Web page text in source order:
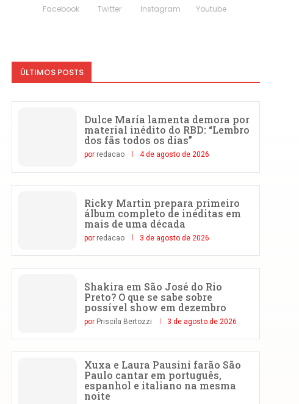
Facebook Twitter Instagram Youtube
ÚLTIMOS POSTS
Dulce María lamenta demora por
material inédito do RBD: “Lembro
dos fãs todos os dias”
por redacao 4 de agosto de 2026
Ricky Martin prepara primeiro
álbum completo de inéditas em
mais de uma década
por redacao 3 de agosto de 2026
Shakira em São José do Rio
Preto? O que se sabe sobre
possível show em dezembro
por Priscila Bertozzi 3 de agosto de 2026
Xuxa e Laura Pausini farão São
Paulo cantar em português,
espanhol e italiano na mesma
noite